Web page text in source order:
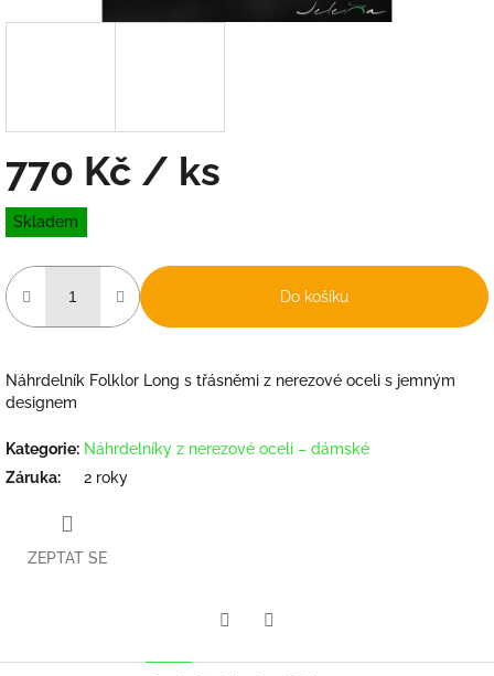
770 Kč / ks
Měrná
cena:
Skladem
Do košíku
Náhrdelník Folklor Long s třásněmi z nerezové oceli s jemným
designem
Kategorie: Náhrdelníky z nerezové oceli – dámské
Záruka: 2 roky
ZEPTAT SE